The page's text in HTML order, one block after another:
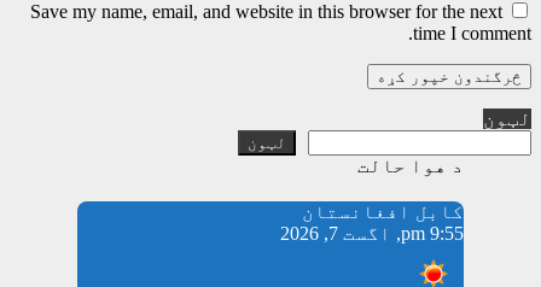
Save my name, email, and website in this browser for the next
time I comment.
لټون
لټون
د هوا حالت
کابل افغانستان
9:55 pm, اگست 7, 2026